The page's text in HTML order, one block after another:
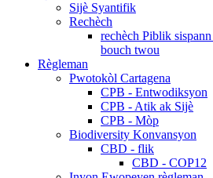
Sijè Syantifik
Rechèch
rechèch Piblik
bouch twou
Règleman
Pwotokòl Cartagena
CPB - Entwodiksyon
CPB - Atik ak Sijè
CPB - Mòp
Biodiversity Konvansyon
CBD - flik
CBD - COP12